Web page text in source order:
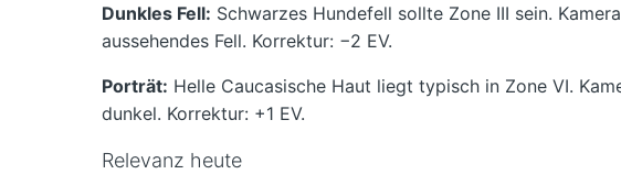
Dunkles Fell: Schwarzes Hundefell sollte Zone III sein.
aussehendes Fell. Korrektur: −2 EV.
Porträt: Helle Caucasische Haut liegt typisch in Zone VI.
dunkel. Korrektur: +1 EV.
Relevanz heute